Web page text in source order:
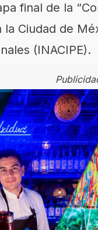
final de la
la Ciudad de
(INACIPE).